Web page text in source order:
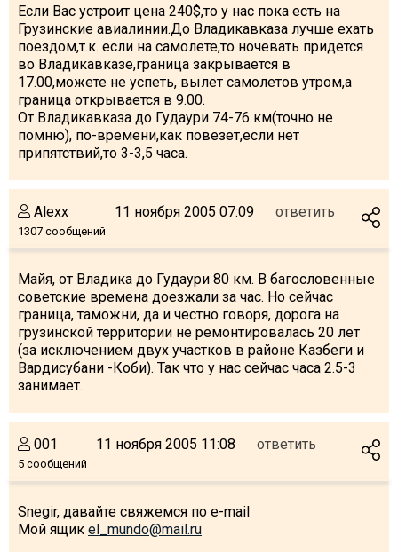
Если Вас устроит цена 240$,то у нас пока есть на
Грузинские авиалинии.До Владикавказа лучше ехать
поездом,т.к. если на самолете,то ночевать придется
во Владикавказе,граница закрывается в
17.00,можете не успеть, вылет самолетов утром,а
граница открывается в 9.00.
От Владикавказа до Гудаури 74-76 км(точно не
помню), по-времени,как повезет,если нет
припятствий,то 3-3,5 часа.
Alexx
1307 сообщений
11 ноября 2005 07:09 ответить
Майя, от Владика до Гудаури 80 км. В багословенные
советские времена доезжали за час. Но сейчас
граница, таможни, да и честно говоря, дорога на
грузинской территории не ремонтировалась 20 лет
(за исключением двух участков в районе Казбеги и
Вардисубани -Коби). Так что у нас сейчас часа 2.5-3
занимает.
001
5 сообщений
11 ноября 2005 11:08 ответить
Snegir, давайте свяжемся по e-mail
Мой ящик el_mundo@mail.ru
Долгосрочная аренда
Казбеги
Другое
ГРУЗИЯ
О Грузии
Визы и Документы
Что пить?
Деньги
Галерея
Отчеты
Безопасность